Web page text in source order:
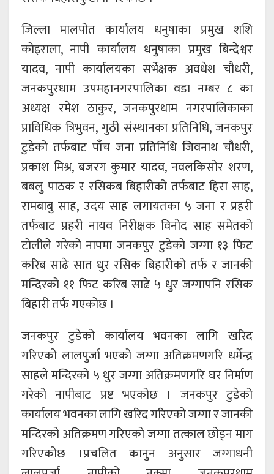
जिल्ला मालपोत कार्यालय धनुषाका प्रमुख शशि
कोइराला, नापी कार्यालय धनुषाका प्रमुख बिन्देश्वर
यादव, नापी कार्यालयका सर्भेक्षक अवधेश चौधरी,
जनकपुरधाम उपमहानगरपालिका वडा नम्बर ८ का
अध्यक्ष रमेश ठाकुर, जनकपुरधाम नगरपालिकाका
प्राविधिक त्रिभुवन, गुठी संस्थानका प्रतिनिधि, जनकपुर
टुडेको तर्फबाट पाँच जना प्रतिनिधि जिवनाथ चौधरी,
प्रकाश मिश्र, बजरग कुमार यादव, नवलकिसोर शरण,
बबलु पाठक र रसिकब बिहारीको तर्फबाट हिरा साह,
रामबाबु साह, उदय साह लगायतका ५ जना र प्रहरी
तर्फबाट प्रहरी नायव निरीक्षक विनोद साह समेतको
टोलीले गरेको नापमा जनकपुर टुडेको जग्गा १३ फिट
करिब साढे सात धुर रसिक बिहारीको तर्फ र जानकी
मन्दिरको ११ फिट करिब साढे ५ धुर जग्गापनि रसिक
बिहारी तर्फ गएकोछ ।
जनकपुर टुडेको कार्यालय भवनका लागि खरिद
गरिएको लालपुर्जा भएको जग्गा अतिक्रमणगरि धर्मेन्द्र
साहले मन्दिरको ५ धुर जग्गा अतिक्रमणगरि घर निर्माण
गरेको नापीबाट प्रष्ट भएकोछ । जनकपुर टुडेको
कार्यालय भवनका लागि खरिद गरिएको जग्गा र जानकी
मन्दिरको अतिक्रमण गरिएको जग्गा तत्काल छोड्न माग
गरिएकोछ ।प्रचलित कानुन अनुसार जग्गाधनी